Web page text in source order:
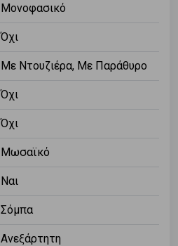
Μονοφασικό
Όχι
Με Ντουζιέρα, Με Παράθυρο
Όχι
Όχι
Μωσαϊκό
Ναι
Σόμπα
Ανεξάρτητη